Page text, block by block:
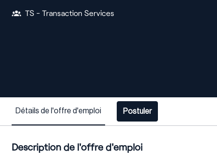
TS - Transaction Services
Détails de l'offre d'emploi Postuler
Description de l'offre d'emploi